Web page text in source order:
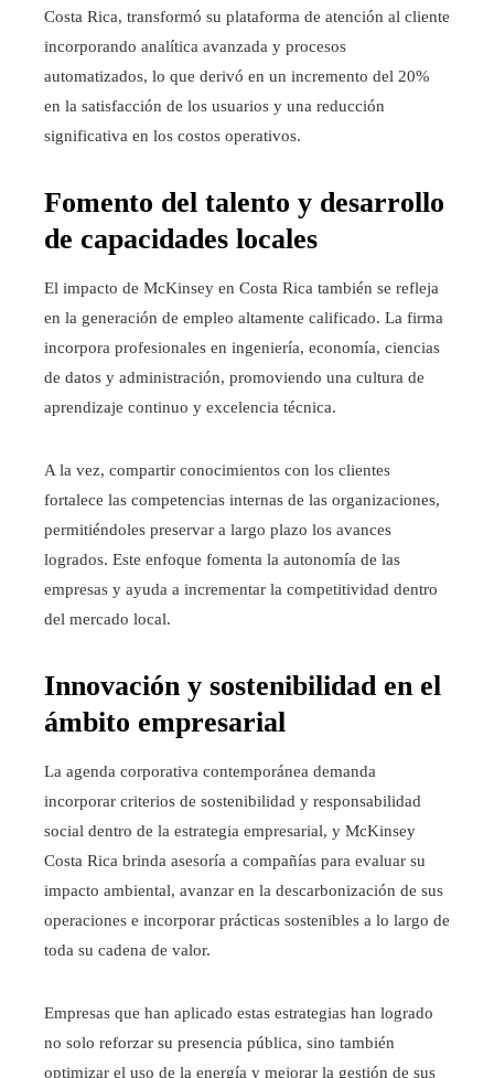
Costa Rica, transformó su plataforma de atención al cliente
incorporando analítica avanzada y procesos
automatizados, lo que derivó en un incremento del 20%
en la satisfacción de los usuarios y una reducción
significativa en los costos operativos.
Fomento del talento y desarrollo
de capacidades locales
El impacto de McKinsey en Costa Rica también se refleja
en la generación de empleo altamente calificado. La firma
incorpora profesionales en ingeniería, economía, ciencias
de datos y administración, promoviendo una cultura de
aprendizaje continuo y excelencia técnica.
A la vez, compartir conocimientos con los clientes
fortalece las competencias internas de las organizaciones,
permitiéndoles preservar a largo plazo los avances
logrados. Este enfoque fomenta la autonomía de las
empresas y ayuda a incrementar la competitividad dentro
del mercado local.
Innovación y sostenibilidad en el
ámbito empresarial
La agenda corporativa contemporánea demanda
incorporar criterios de sostenibilidad y responsabilidad
social dentro de la estrategia empresarial, y McKinsey
Costa Rica brinda asesoría a compañías para evaluar su
impacto ambiental, avanzar en la descarbonización de sus
operaciones e incorporar prácticas sostenibles a lo largo de
toda su cadena de valor.
Empresas que han aplicado estas estrategias han logrado
no solo reforzar su presencia pública, sino también
optimizar el uso de la energía y mejorar la gestión de sus